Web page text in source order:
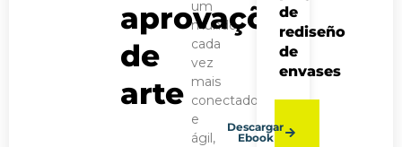
aprovações
de
arte
um
mundo
cada
vez
mais
conectado
e
ágil,
de
rediseño
de
envases
Descargar
Ebook